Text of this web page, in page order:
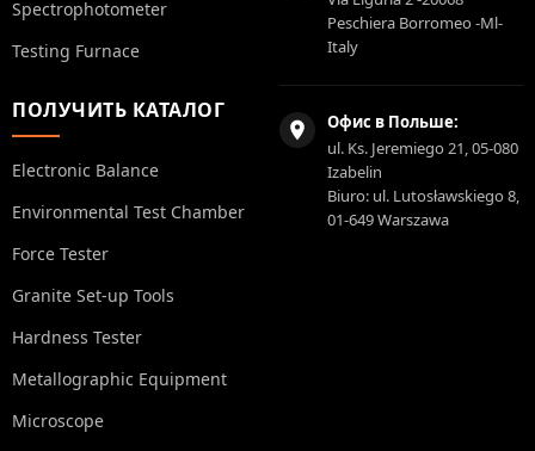
Spectrophotometer
Testing Furnace
ПОЛУЧИТЬ КАТАЛОГ
Electronic Balance
Environmental Test Chamber
Force Tester
Granite Set-up Tools
Hardness Tester
Metallographic Equipment
Microscope
Peschiera Borromeo -Ml-
Italy
Офис в Польше:
ul. Ks. Jeremiego 21, 05-080
Izabelin
Biuro: ul. Lutosławskiego 8,
01-649 Warszawa